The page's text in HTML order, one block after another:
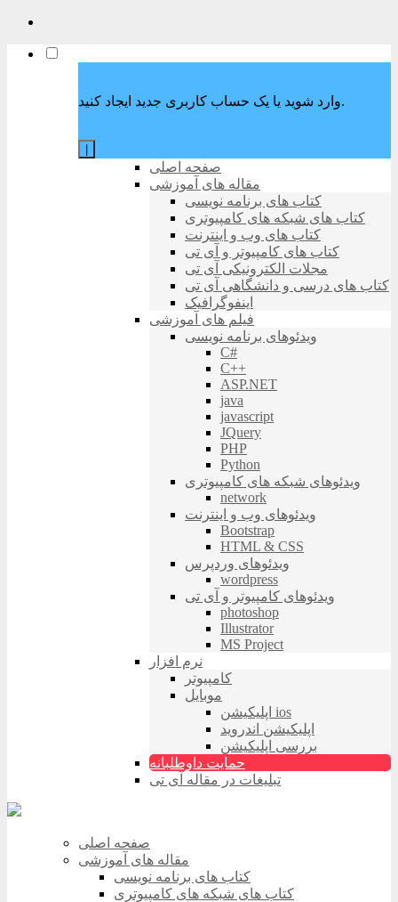
وارد شوید یا یک حساب کاربری جدید ایجاد کنید.
صفحه اصلی
مقاله های آموزشی
کتاب های برنامه نویسی
کتاب های شبکه های کامپیوتری
کتاب های وب و اینترنت
کتاب های کامپیوتر و آی تی
مجلات الکترونیکی آی تی
کتاب های درسی و دانشگاهی آی تی
اینفوگرافیک
فیلم های آموزشی
ویدئوهای برنامه نویسی
C#
C++
ASP.NET
java
javascript
JQuery
PHP
Python
ویدئوهای شبکه های کامپیوتری
network
ویدئوهای وب و اینترنت
Bootstrap
HTML & CSS
ویدئوهای وردپرس
wordpress
ویدئوهای کامپیوتر و آی تی
photoshop
Illustrator
MS Project
نرم افزار
کامپیوتر
موبایل
اپلیکیشن ios
اپلیکیشن اندروید
بررسی اپلیکیشن
حمایت داوطلبانه
تبلیغات در مقاله آی تی
صفحه اصلی
مقاله های آموزشی
کتاب های برنامه نویسی
کتاب های شبکه های کامپیوتری